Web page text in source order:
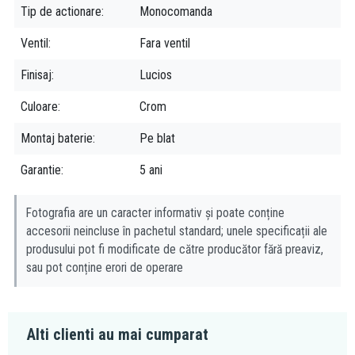
video). In plus, economisesti si apa!
prin dimensiuni generoase si functionabilitate intuitiva. Nu exista
riscul de a va stropi. (
video
Eco smart:
tehnologia EcoSmart consuma cu pana la 60% mai putina apa
apa calda reduce necesarul de energie. In total, aceasta inseamna
mai putine emisii de dioxid de carbon si costuri mai mici. Prin
portofel. Limiteaza debitul, astfel conservand constant apa
potabila. (video)
Tip de actionare Monocomanda
Ventil Fara ventil
Finisaj Lucios
Culoare Crom
Montaj baterie Pe blat
Garantie 5 ani
Fotografia are un caracter informativ și poate conține
accesorii neincluse în pachetul standard; unele specificații ale
produsului pot fi modificate de către producător fără preaviz,
sau pot conține erori de operare
Alti clienti au mai cumparat